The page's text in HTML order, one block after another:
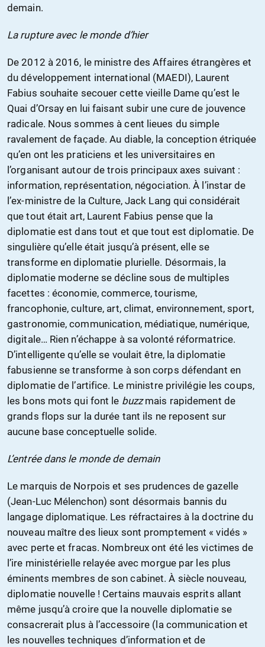
demain.
La rupture avec le monde d’hier
De 2012 à 2016, le ministre des Affaires étrangères et
du développement international (MAEDI), Laurent
Fabius souhaite secouer cette vieille Dame qu’est le
Quai d’Orsay en lui faisant subir une cure de jouvence
radicale. Nous sommes à cent lieues du simple
ravalement de façade. Au diable, la conception étriquée
qu’en ont les praticiens et les universitaires en
l’organisant autour de trois principaux axes suivant :
information, représentation, négociation. À l’instar de
l’ex-ministre de la Culture, Jack Lang qui considérait
que tout était art, Laurent Fabius pense que la
diplomatie est dans tout et que tout est diplomatie. De
singulière qu’elle était jusqu’à présent, elle se
transforme en diplomatie plurielle. Désormais, la
diplomatie moderne se décline sous de multiples
facettes : économie, commerce, tourisme,
francophonie, culture, art, climat, environnement, sport,
gastronomie, communication, médiatique, numérique,
digitale… Rien n’échappe à sa volonté réformatrice.
D’intelligente qu’elle se voulait être, la diplomatie
fabusienne se transforme à son corps défendant en
diplomatie de l’artifice. Le ministre privilégie les coups,
les bons mots qui font le buzzmais rapidement de
grands flops sur la durée tant ils ne reposent sur
aucune base conceptuelle solide.
L’entrée dans le monde de demain
Le marquis de Norpois et ses prudences de gazelle
(Jean-Luc Mélenchon) sont désormais bannis du
langage diplomatique. Les réfractaires à la doctrine du
nouveau maître des lieux sont promptement « vidés »
avec perte et fracas. Nombreux ont été les victimes de
l’ire ministérielle relayée avec morgue par les plus
éminents membres de son cabinet. À siècle nouveau,
diplomatie nouvelle ! Certains mauvais esprits allant
même jusqu’à croire que la nouvelle diplomatie se
consacrerait plus à l’accessoire (la communication et
les nouvelles techniques d’information et de